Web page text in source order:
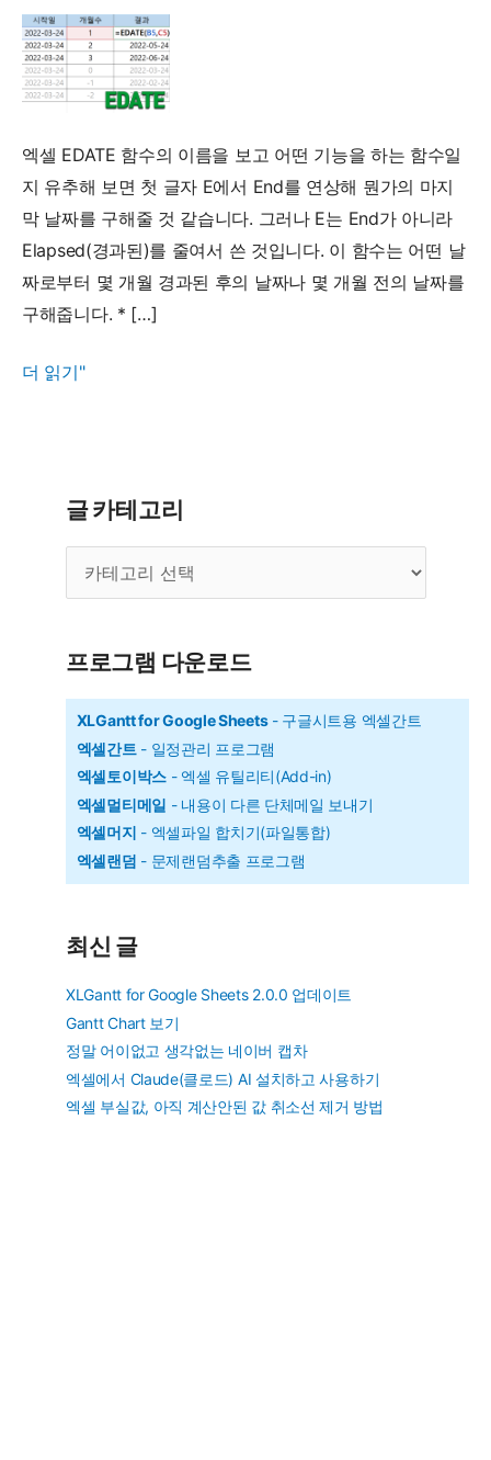
엑셀 EDATE 함수의 이름을 보고 어떤 기능을 하는 함수일
지 유추해 보면 첫 글자 E에서 End를 연상해 뭔가의 마지
막 날짜를 구해줄 것 같습니다. 그러나 E는 End가 아니라
Elapsed(경과된)를 줄여서 쓴 것입니다. 이 함수는 어떤 날
짜로부터 몇 개월 경과된 후의 날짜나 몇 개월 전의 날짜를
구해줍니다. * […]
EDATE
더 읽기"
글 카테고리
테
리
프로그램 다운로드
XLGantt for Google Sheets- 구글시트용 엑셀간트
엑셀간트- 일정관리 프로그램
엑셀토이박스 - 엑셀 유틸리티(Add-in)
엑셀멀티메일 - 내용이 다른 단체메일 보내기
엑셀머지 - 엑셀파일 합치기(파일통합)
엑셀랜덤 - 문제랜덤추출 프로그램
최신 글
XLGantt for Google Sheets 2.0.0 업데이트
Gantt Chart 보기
정말 어이없고 생각없는 네이버 캡차
엑셀에서 Claude(클로드) AI 설치하고 사용하기
엑셀 부실값, 아직 계산안된 값 취소선 제거 방법